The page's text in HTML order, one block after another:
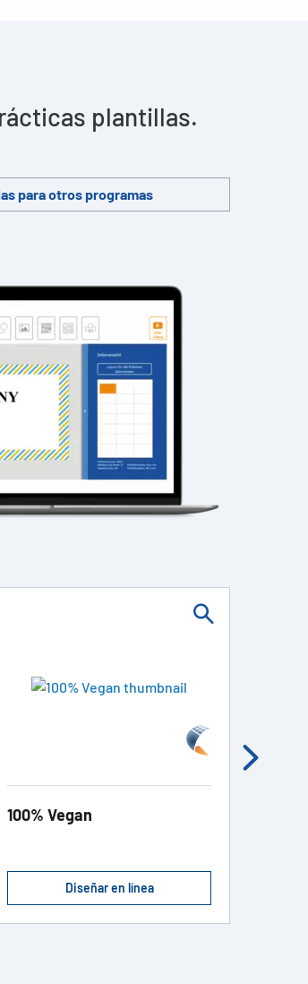
plantillas.
para otros programas
100% Vegan
Diseñar en línea